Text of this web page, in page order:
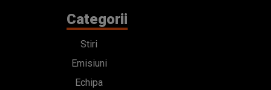
Categorii
Stiri
Emisiuni
Echipa